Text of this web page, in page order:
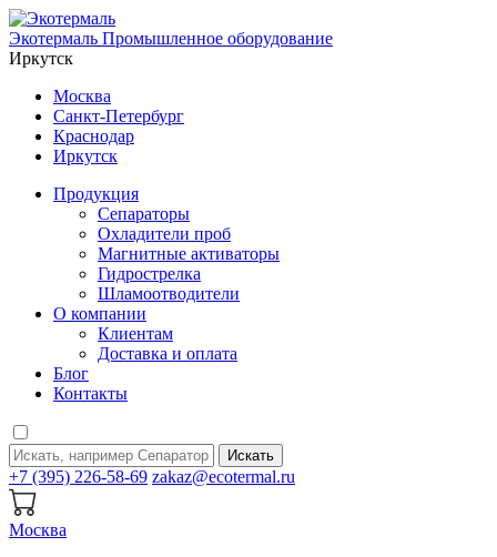
Экотермаль Промышленное оборудование
Иркутск
Москва
Санкт-Петербург
Краснодар
Иркутск
Продукция
Сепараторы
Охладители проб
Магнитные активаторы
Гидрострелка
Шламоотводители
О компании
Клиентам
Доставка и оплата
Блог
Контакты
Искать
+7 (395) 226-58-69 zakaz@ecotermal.ru
Москва